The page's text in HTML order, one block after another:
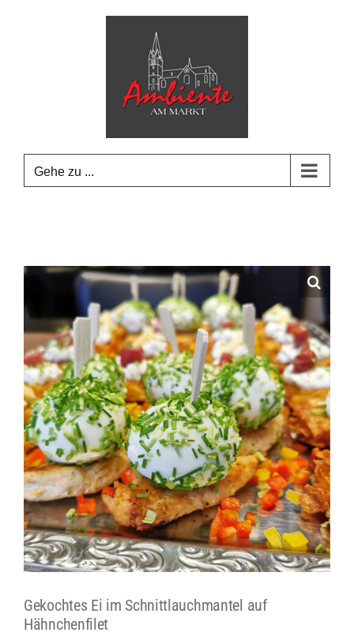
Gehe zu ...
Gekochtes Ei im Schnittlauchmantel auf
Hähnchenfilet